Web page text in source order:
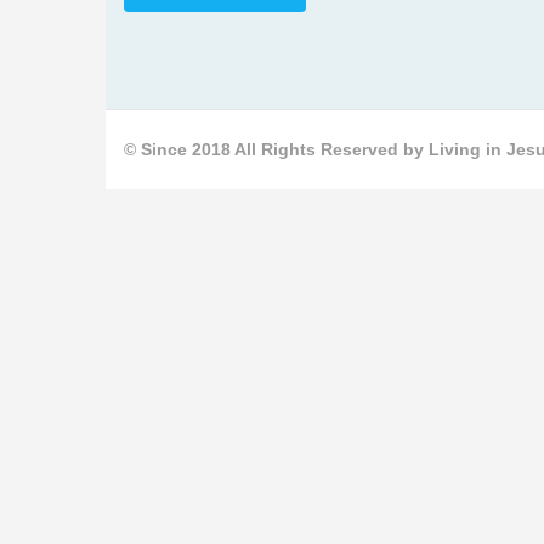
© Since 2018 All Rights Reserved by Living in